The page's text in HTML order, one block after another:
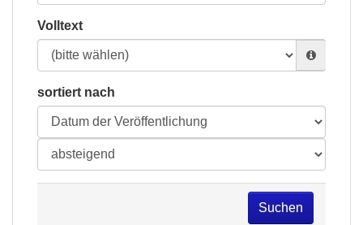
Volltext
sortiert nach
Suchen